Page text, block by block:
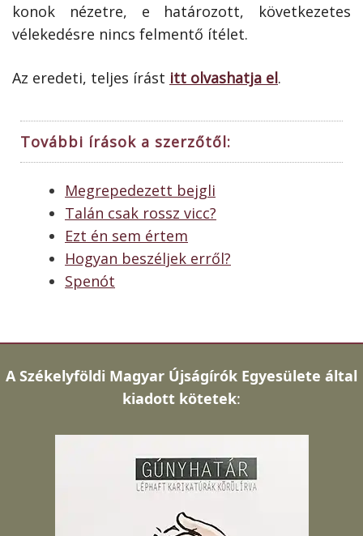
konok nézetre, e határozott, következetes
vélekedésre nincs felmentő ítélet.
Az eredeti, teljes írást itt olvashatja el.
További írások a szerzőtől:
Megrepedezett bejgli
Talán csak rossz vicc?
Ezt én sem értem
Hogyan beszéljek erről?
Spenót
A Székelyföldi Magyar Újságírók Egyesülete által
kiadott kötetek: